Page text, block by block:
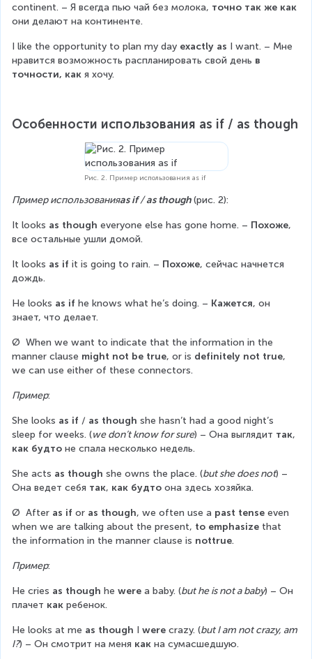
continent. – Я всегда пью чай без молока, точно так же как
они делают на континенте.
I like the opportunity to plan my day exactly as I want. – Мне
нравится возможность распланировать свой день в
точности, как я хочу.
Особенности использования as if / as though
Рис. 2. Пример использования as if
Пример использованияas if / as though (рис. 2):
It looks as though everyone else has gone home. – Похоже,
все остальные ушли домой.
It looks as if it is going to rain. – Похоже, сейчас начнется
дождь.
He looks as if he knows what he’s doing. – Кажется, он
знает, что делает.
Ø  When we want to indicate that the information in the
manner clause might not be true, or is definitely not true,
we can use either of these connectors.
Пример:
She looks as if / as though she hasn’t had a good night’s
sleep for weeks. (we don’t know for sure) – Она выглядит так,
как будто не спала несколько недель.
She acts as though she owns the place. (but she does not) –
Она ведет себя так, как будто она здесь хозяйка.
Ø  After as if or as though, we often use a past tense even
when we are talking about the present, to emphasize that
the information in the manner clause is nottrue.
Пример:
He cries as though he were a baby. (but he is not a baby) – Он
плачет как ребенок.
He looks at me as though I were crazy. (but I am not crazy, am
I?) – Он смотрит на меня как на сумасшедшую.